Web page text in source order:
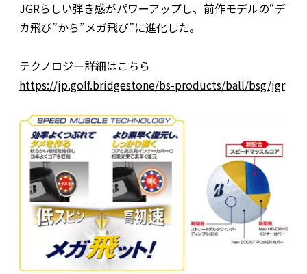
JGRらしい弾き感がパワーアップし、前作モデルの“デ
カ飛び”から”メガ飛び”に進化した。
テクノロジー詳細はこちら
https://jp.golf.bridgestone/bs-products/ball/bsg/jgr